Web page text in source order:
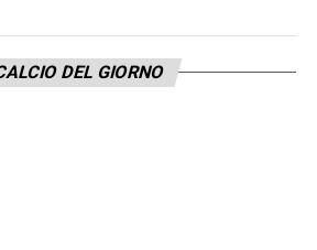
NOSTRE TOP NEWS
DEL GIORNO